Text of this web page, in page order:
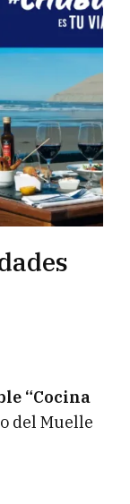
“Cocina
del Muelle